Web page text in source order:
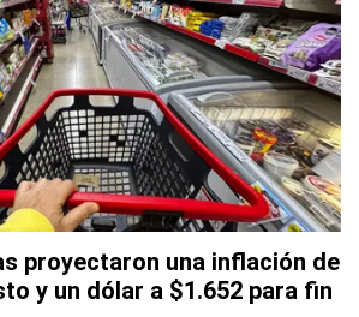
proyectaron una inflación de
y un dólar a $1.652 para fin